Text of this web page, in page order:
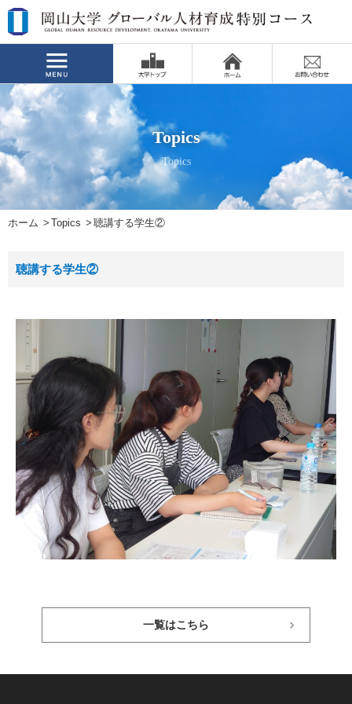
Topics
Topics
ホーム Topics 聴講する学生②
聴講する学生②
一覧はこちら